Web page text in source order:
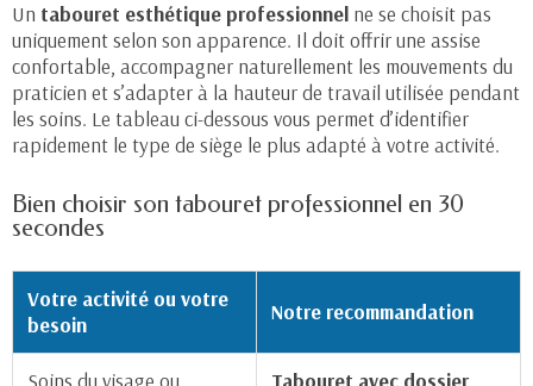
Un tabouret esthétique professionnel ne se choisit pas
uniquement selon son apparence. Il doit offrir une assise
confortable, accompagner naturellement les mouvements du
praticien et s’adapter à la hauteur de travail utilisée pendant
les soins. Le tableau ci-dessous vous permet d’identifier
rapidement le type de siège le plus adapté à votre activité.
Bien choisir son tabouret professionnel en 30
secondes
Votre activité ou votre
besoin
Notre recommandation
Soins du visage ou
Tabouret avec dossier